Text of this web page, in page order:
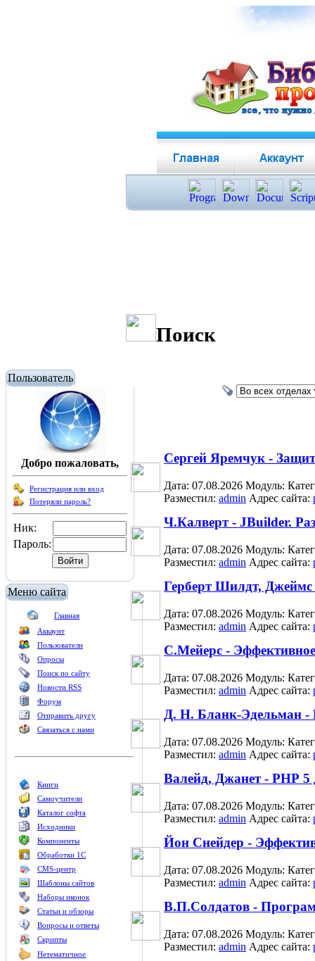
Пользователь
Добро пожаловать,
Регистрация или вход
Потеряли пароль?
Ник:
Пароль:
Меню сайта
Главная
Аккаунт
Пользователи
Опросы
Поиск по сайту
Новости RSS
Форум
Отправить другу
Связаться с нами
Книги
Самоучители
Каталог софта
Исходники
Компоненты
Обработки 1С
CMS-центр
Шаблоны сайтов
Наборы иконок
Статьи и обзоры
Вопросы и ответы
Скрипты
Нетематичное
Поиск
Сергей Яремчук -
Дата: 07.08.2026 Модуль:
Разместил: admin Адрес сайта:
Ч.Калверт - JBuilder.
Дата: 07.08.2026 Модуль:
Разместил: admin Адрес сайта:
Герберт Шилдт, Джеймс
Дата: 07.08.2026 Модуль:
Разместил: admin Адрес сайта:
С.Мейерс -
Дата: 07.08.2026 Модуль:
Разместил: admin Адрес сайта:
Д. Н. Бланк-Эдельман -
Дата: 07.08.2026 Модуль:
Разместил: admin Адрес сайта:
Валейд, Джанет - РНР
Дата: 07.08.2026 Модуль:
Разместил: admin Адрес сайта:
Йон Снейдер -
Дата: 07.08.2026 Модуль:
Разместил: admin Адрес сайта:
В.П.Солдатов -
Дата: 07.08.2026 Модуль:
Разместил: admin Адрес сайта: